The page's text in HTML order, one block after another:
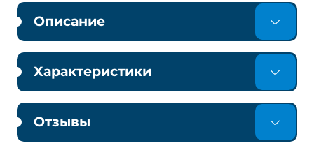
Описание
Характеристики
Отзывы